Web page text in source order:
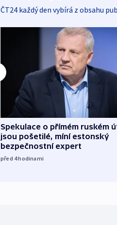
ČT24 každý den vybírá z obsahu
Spekulace o přímém ruském
jsou pošetilé, míní estonský
bezpečnostní expert
před 4hodinami